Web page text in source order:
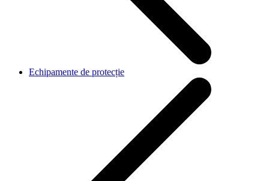
Echipamente de protecție